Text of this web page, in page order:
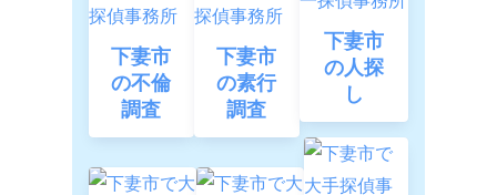
下妻市
の不倫
調査
下妻市
の素行
調査
下妻市
の人探
し